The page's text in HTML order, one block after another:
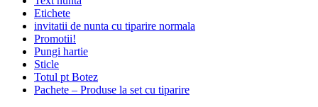
Etichete
invitatii de nunta cu tiparire normala
Promotii!
Pungi hartie
Sticle
Totul pt Botez
Pachete – Produse la set cu tiparire